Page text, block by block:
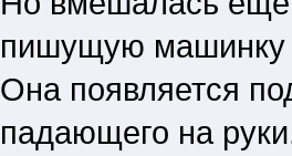
пишущую машинку
Она появляется
падающего на